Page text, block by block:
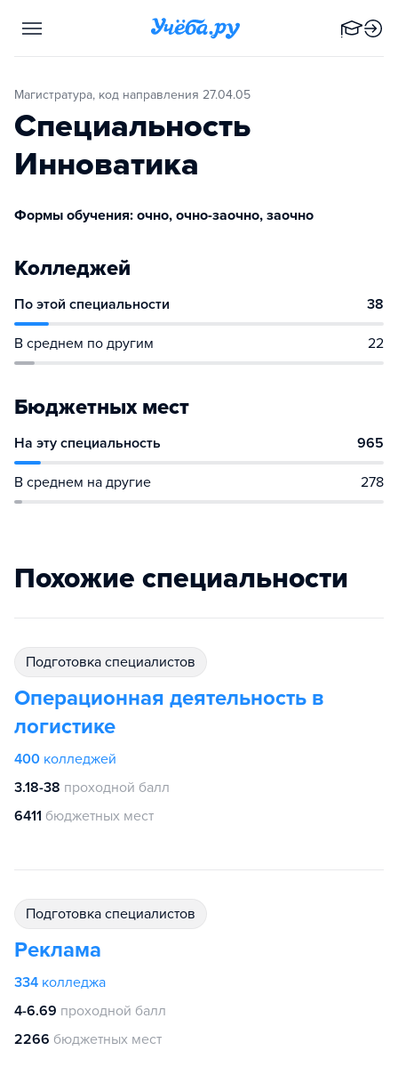
Магистратура, код направления 27.04.05
Специальность
Инноватика
Формы обучения: очно, очно-заочно, заочно
Колледжей
По этой специальности 38
В среднем по другим 22
Бюджетных мест
На эту специальность 965
В среднем на другие 278
Похожие специальности
подготовка специалистов
Операционная деятельность в
логистике
400 колледжей
3.18-38 проходной балл
6411 бюджетных мест
подготовка специалистов
Реклама
334 колледжа
4-6.69 проходной балл
2266 бюджетных мест